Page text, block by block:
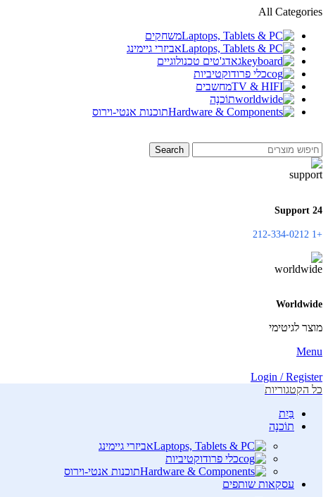
All Categories
משחקים
אביזרי גיימינג
גאדג'טים טכנולוגיים
כלי פרודוקטיביות
מחשבים
תוֹכנָה
תוכנות אנטי-וירוס
Search
24 Support
+1 212-334-0212
Worldwide
מוצר לגיטימי
Menu
Login / Register
כל הקטגוריות
בַּיִת
תוֹכנָה
אביזרי גיימינג
כלי פרודוקטיביות
תוכנות אנטי-וירוס
עסקאות שותפים